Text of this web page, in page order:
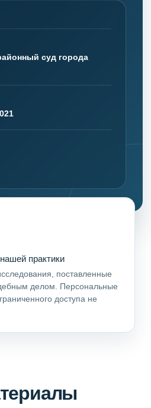
суд города
практики
поставленные
делом. Персональные
доступа не